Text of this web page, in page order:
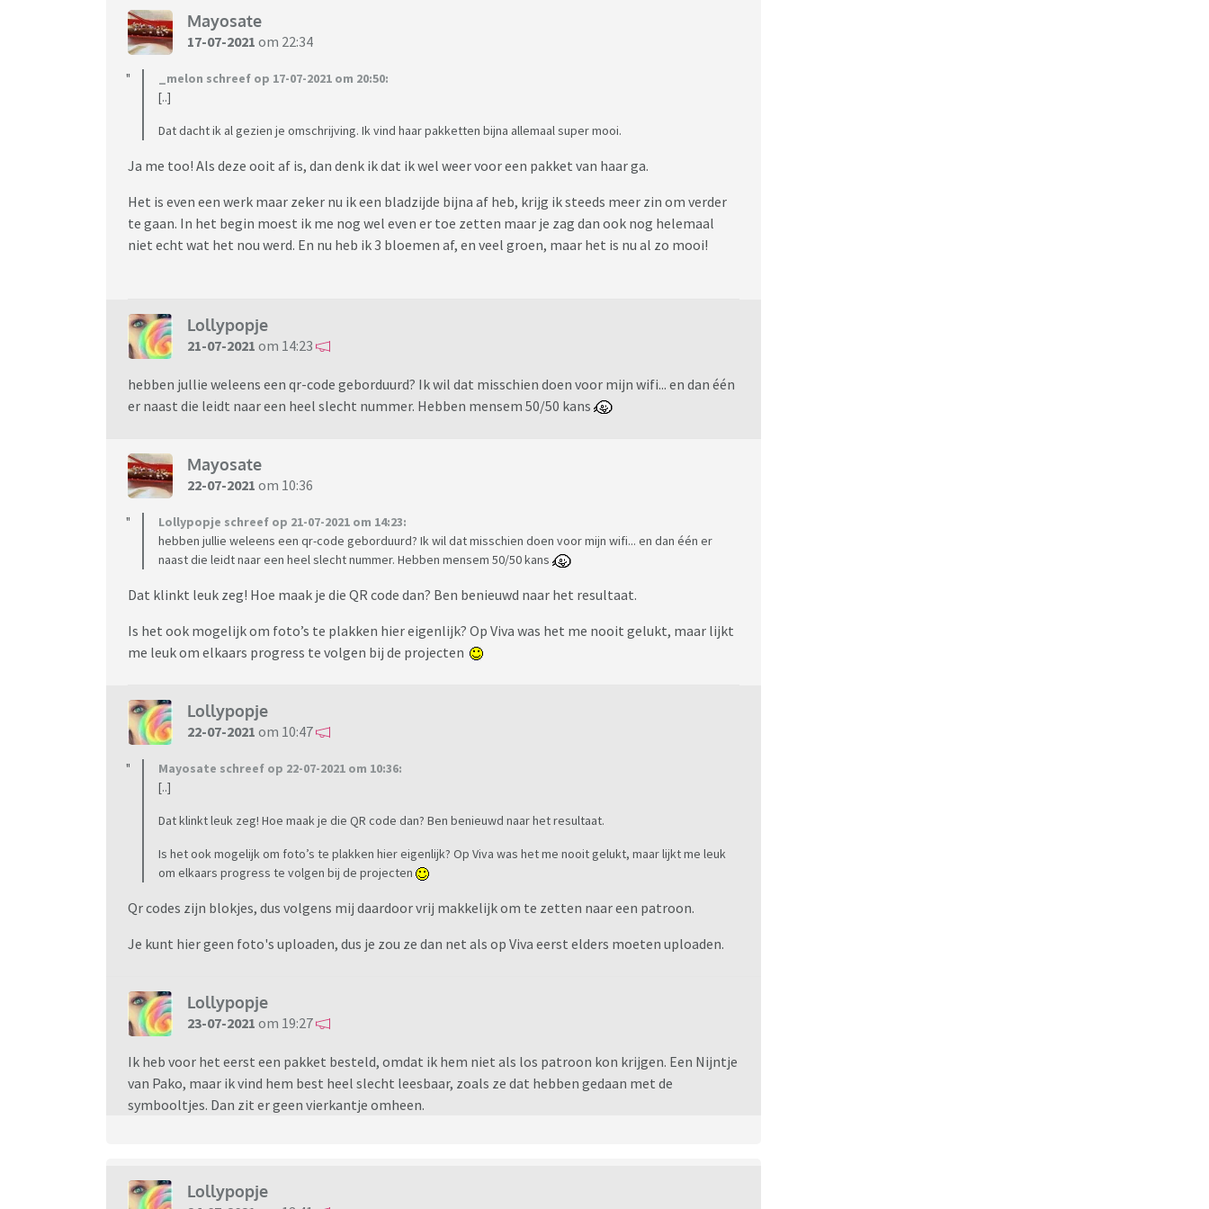
Mayosate
17-07-2021 om 22:34
_melon schreef op 17-07-2021 om 20:50:
[..]
Dat dacht ik al gezien je omschrijving. Ik vind haar pakketten bijna allemaal super mooi.
Ja me too! Als deze ooit af is, dan denk ik dat ik wel weer voor een pakket van haar ga.
Het is even een werk maar zeker nu ik een bladzijde bijna af heb, krijg ik steeds meer zin om verder
te gaan. In het begin moest ik me nog wel even er toe zetten maar je zag dan ook nog helemaal
niet echt wat het nou werd. En nu heb ik 3 bloemen af, en veel groen, maar het is nu al zo mooi!
Lollypopje
21-07-2021 om 14:23
hebben jullie weleens een qr-code geborduurd? Ik wil dat misschien doen voor mijn wifi... en dan één
er naast die leidt naar een heel slecht nummer. Hebben mensem 50/50 kans
Mayosate
22-07-2021 om 10:36
Lollypopje schreef op 21-07-2021 om 14:23:
hebben jullie weleens een qr-code geborduurd? Ik wil dat misschien doen voor mijn wifi... en dan één er
naast die leidt naar een heel slecht nummer. Hebben mensem 50/50 kans
Dat klinkt leuk zeg! Hoe maak je die QR code dan? Ben benieuwd naar het resultaat.
Is het ook mogelijk om foto’s te plakken hier eigenlijk? Op Viva was het me nooit gelukt, maar lijkt
me leuk om elkaars progress te volgen bij de projecten
Lollypopje
22-07-2021 om 10:47
Mayosate schreef op 22-07-2021 om 10:36:
[..]
Dat klinkt leuk zeg! Hoe maak je die QR code dan? Ben benieuwd naar het resultaat.
Is het ook mogelijk om foto’s te plakken hier eigenlijk? Op Viva was het me nooit gelukt, maar lijkt me leuk
om elkaars progress te volgen bij de projecten
Qr codes zijn blokjes, dus volgens mij daardoor vrij makkelijk om te zetten naar een patroon.
Je kunt hier geen foto's uploaden, dus je zou ze dan net als op Viva eerst elders moeten uploaden.
Lollypopje
23-07-2021 om 19:27
Ik heb voor het eerst een pakket besteld, omdat ik hem niet als los patroon kon krijgen. Een Nijntje
van Pako, maar ik vind hem best heel slecht leesbaar, zoals ze dat hebben gedaan met de
symbooltjes. Dan zit er geen vierkantje omheen.
Lollypopje